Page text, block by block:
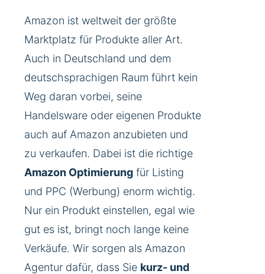
Amazon ist weltweit der größte
Marktplatz für Produkte aller Art.
Auch in Deutschland und dem
deutschsprachigen Raum führt kein
Weg daran vorbei, seine
Handelsware oder eigenen Produkte
auch auf Amazon anzubieten und
zu verkaufen. Dabei ist die richtige
Amazon Optimierung für Listing
und PPC (Werbung) enorm wichtig.
Nur ein Produkt einstellen, egal wie
gut es ist, bringt noch lange keine
Verkäufe. Wir sorgen als Amazon
Agentur dafür, dass Sie kurz- und